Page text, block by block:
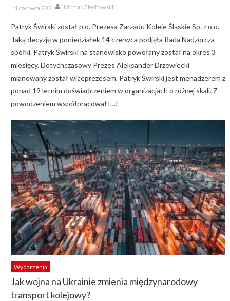
Posted
on
14 czerwca 2021 Author
Michał Ciechowski
Patryk Świrski został p.o. Prezesa Zarządu Koleje Śląskie Sp. z o.o.
Taką decyzję w poniedziałek 14 czerwca podjęła Rada Nadzorcza
spółki. Patryk Świrski na stanowisko powołany został na okres 3
miesięcy. Dotychczasowy Prezes Aleksander Drzewiecki
mianowany został wiceprezesem. Patryk Świrski jest menadżerem z
ponad 19 letnim doświadczeniem w organizacjach o różnej skali. Z
powodzeniem współpracował […]
Wydarzenia
Jak wojna na Ukrainie zmienia międzynarodowy
transport kolejowy?